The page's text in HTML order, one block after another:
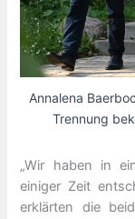
Annalena
Trennung
„Wir haben in
einiger Zeit
erklärten die